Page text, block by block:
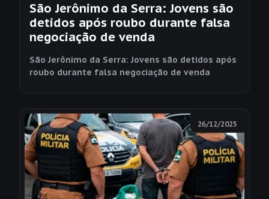
São Jerônimo da Serra: Jovens são
detidos após roubo durante falsa
negociação de venda
São Jerônimo da Serra: Jovens são detidos após
roubo durante falsa negociação de venda
26/12/2025